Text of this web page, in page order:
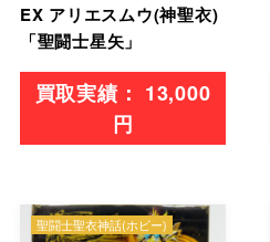
EX アリエスムウ(神聖衣)
「聖闘士星矢」
13,000
円
聖闘士聖衣神話(ホビー)